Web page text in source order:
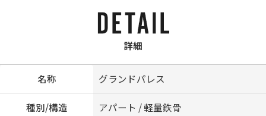
詳細
名称 グランドパレス
種別/構造 アパート / 軽量鉄骨